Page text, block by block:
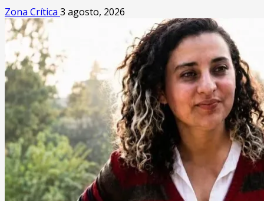
Zona Crítica 3 agosto, 2026